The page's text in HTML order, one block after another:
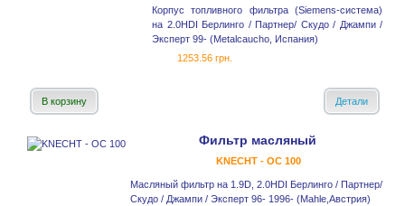
Корпус топливного фильтра (Siemens-система)
на 2.0HDI Берлинго / Партнер/ Скудо / Джампи /
Эксперт 99- (Metalcaucho, Испания)
1253.56 грн.
В корзину Детали
Фильтр масляный
KNECHT - OC 100
Масляный фильтр на 1.9D, 2.0HDI Берлинго / Партнер/
Скудо / Джампи / Эксперт 96- 1996- (Mahle,Австрия)